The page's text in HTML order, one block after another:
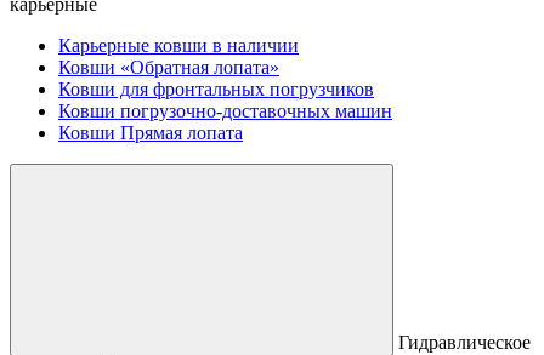
карьерные
Карьерные ковши в наличии
Ковши «Обратная лопата»
Ковши для фронтальных погрузчиков
Ковши погрузочно-доставочных машин
Ковши Прямая лопата
Гидравлическое